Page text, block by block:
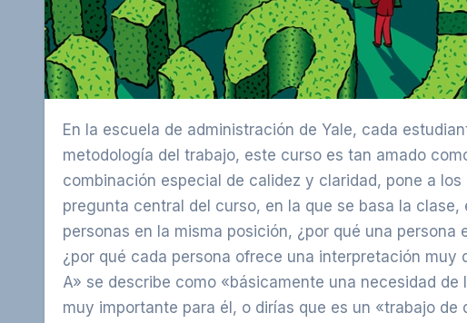
En la escuela de administración de Yale, cada estudiante de MBA tiene una clase a propósito en la
metodología del trabajo, este curso es tan amado
combinación especial de calidez y claridad, pone a
pregunta central del curso, en la que se basa la
personas en la misma posición, ¿por qué una
¿por qué cada persona ofrece una interpretación muy
A» se describe como «básicamente una necesidad
muy importante para él, o dirías que es un «trabajo